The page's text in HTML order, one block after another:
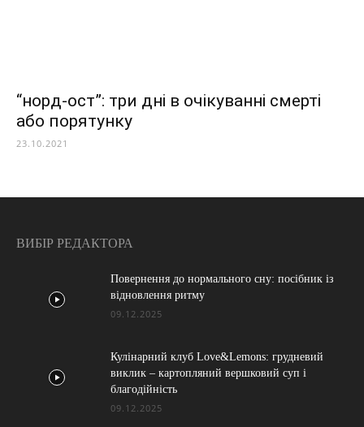
“норд-ост”: три дні в очікуванні смерті
або порятунку
23.10.2021
ВИБІР РЕДАКТОРА
Повернення до нормального сну: посібник із
відновлення ритму
09.12.2025
Кулінарний клуб Love&Lemons: грудневий
виклик – картопляний вершковий суп і
благодійність
09.12.2025